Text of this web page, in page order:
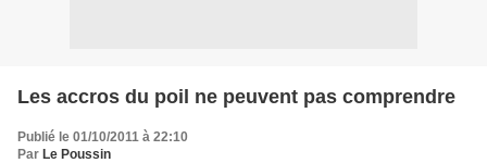
Les accros du poil ne peuvent pas comprendre
Publié le 01/10/2011 à 22:10
Par Le Poussin